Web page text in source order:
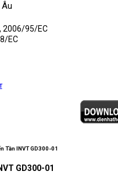
2006/95/EC
EC
Tần INVT GD300-01
GD300-01